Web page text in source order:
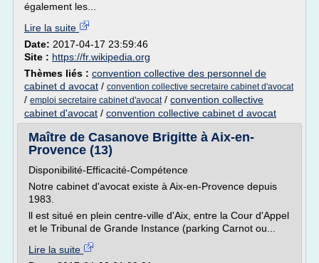
également les...
Lire la suite
Date: 2017-04-17 23:59:46
Site : https://fr.wikipedia.org
Thèmes liés : convention collective des personnel de
cabinet d avocat / convention collective secretaire cabinet d'avocat
/ emploi secretaire cabinet d'avocat/ convention collective
cabinet d'avocat / convention collective cabinet d avocat
Maître de Casanove Brigitte à Aix-en-
Provence (13)
Disponibilité-Efficacité-Compétence
Notre cabinet d'avocat existe à Aix-en-Provence depuis
1983.
ll est situé en plein centre-ville d'Aix, entre la Cour d'Appel
et le Tribunal de Grande Instance (parking Carnot ou...
Lire la suite